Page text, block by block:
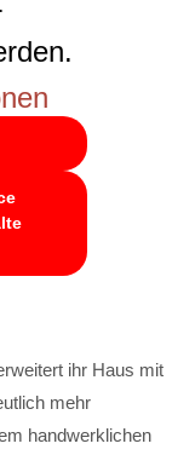
ihr Haus mit
mehr
handwerklichen